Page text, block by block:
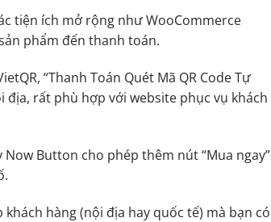
tiện ích mở rộng như WooCommerce
phẩm đến thanh toán.
“Thanh Toán Quét Mã QR Code Tự
rất phù hợp với website phục vụ khách
Button cho phép thêm nút “Mua ngay”
hàng (nội địa hay quốc tế) mà bạn có